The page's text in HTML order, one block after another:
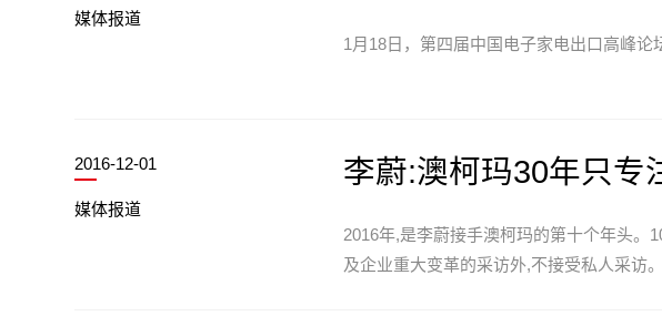
媒体报道
1月18日，第四届中国电子家电出口高峰论
2016-12-01
媒体报道
李蔚:澳柯玛30年只专
2016年,是李蔚接手澳柯玛的第十个年头。
及企业重大变革的采访外,不接受私人采访。